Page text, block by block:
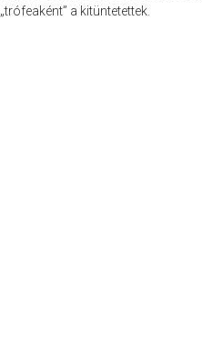
„trófeaként” a kitüntetettek.